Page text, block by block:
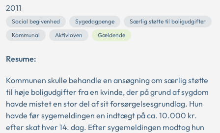
2011
Social begivenhed Sygedagpenge
Særlig støtte til boligudgifter
Kommunal
Aktivloven Gældende
Resume:
Kommunen skulle behandle en ansøgning om særlig støtte
til høje boligudgifter fra en kvinde, der på grund af sygdom
havde mistet en stor del af sit forsørgelsesgrundlag. Hun
havde før sygemeldingen en indtægt på ca. 10.000 kr.
efter skat hver 14. dag. Efter sygemeldingen modtog hun